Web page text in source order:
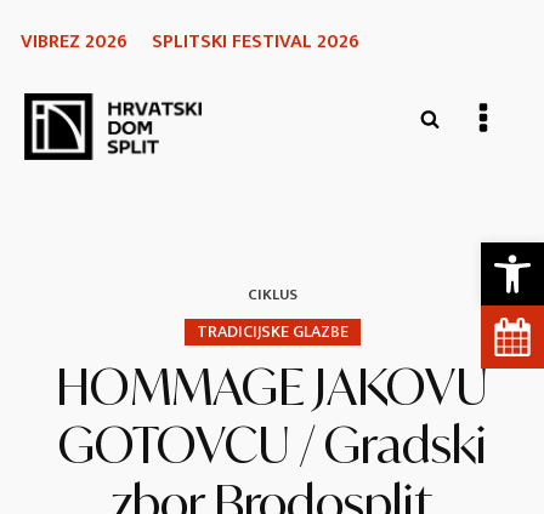
VIBREZ 2026 SPLITSKI FESTIVAL 2026
CIKLUS
TRADICIJSKE GLAZBE
HOMMAGE JAKOVU
GOTOVCU / Gradski